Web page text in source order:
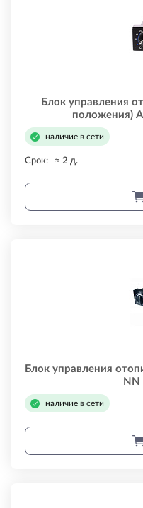
Блок управления
положения)
наличие в сети
Срок: ≈ 2 д.
Блок управления
наличие в сети